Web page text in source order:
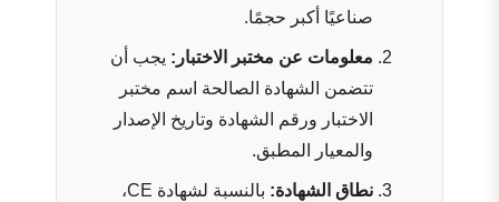
صناعيًا أكبر حجمًا.
معلومات عن مختبر الاختبار: يجب أن
تتضمن الشهادة الصالحة اسم مختبر
الاختبار ورقم الشهادة وتاريخ الإصدار
والمعيار المطبق.
نطاق الشهادة:
بالنسبة لشهادة CE،